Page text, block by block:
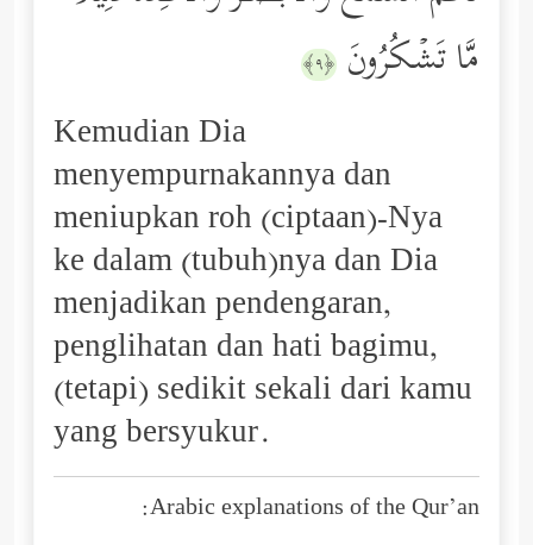
مَّا تَشۡكُرُونَ ﴿٩﴾
Kemudian Dia
menyempurnakannya dan
meniupkan roh (ciptaan)-Nya
ke dalam (tubuh)nya dan Dia
menjadikan pendengaran,
penglihatan dan hati bagimu,
(tetapi) sedikit sekali dari kamu
yang bersyukur.
Arabic explanations of the Qur’an: